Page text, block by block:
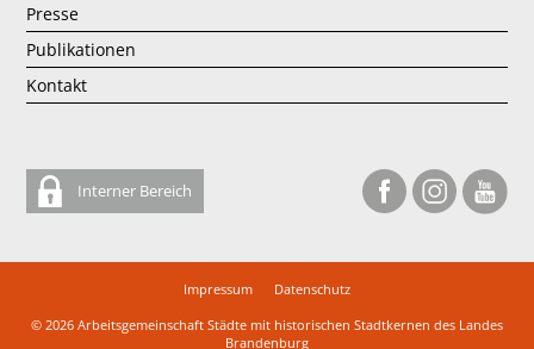
Presse
Publikationen
Kontakt
Interner Bereich
Impressum
Datenschutz
© 2026 Arbeitsgemeinschaft Städte mit historischen Stadtkernen des Landes
Brandenburg